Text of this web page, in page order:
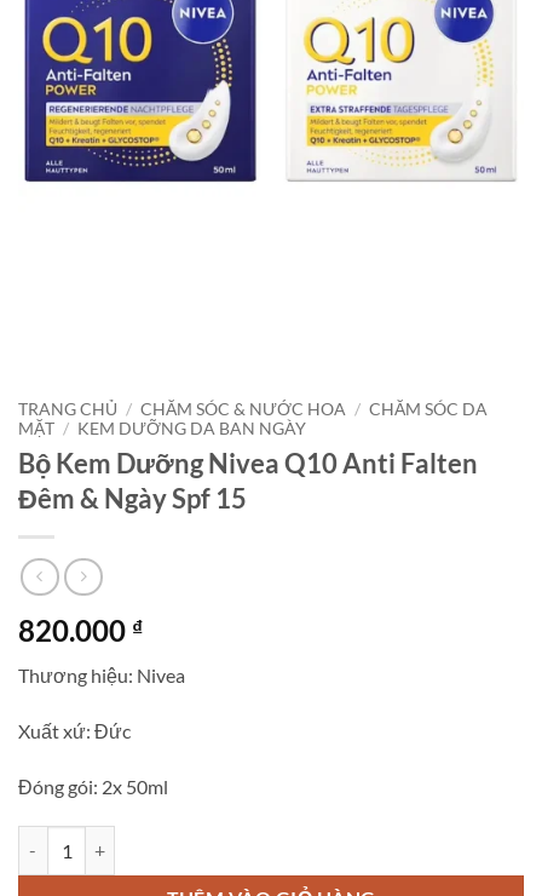
TRANG CHỦ / CHĂM SÓC & NƯỚC HOA / CHĂM SÓC DA
MẶT / KEM DƯỠNG DA BAN NGÀY
Bộ Kem Dưỡng Nivea Q10 Anti Falten
Đêm & Ngày Spf 15
820.000 ₫
Thương hiệu: Nivea
Xuất xứ: Đức
Đóng gói: 2x 50ml